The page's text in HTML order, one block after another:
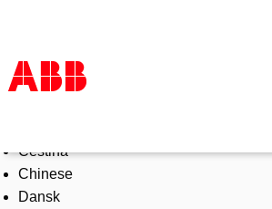
Products & Solutions
Industries
Services
Čeština
Chinese
Dansk